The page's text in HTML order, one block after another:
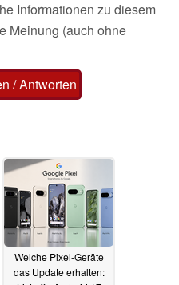
Informationen zu diesem
Meinung (auch ohne
/ Antworten
Welche Pixel-Geräte
das Update erhalten: